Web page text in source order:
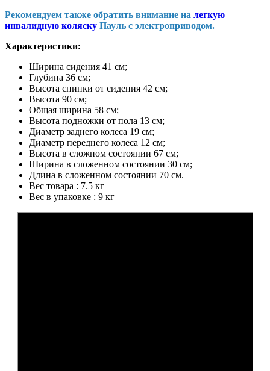
Рекомендуем также обратить внимание на легкую
инвалидную коляску Пауль с электроприводом.
Характеристики:
Ширина сидения 41 см;
Глубина 36 см;
Высота спинки от сидения 42 см;
Высота 90 см;
Общая ширина 58 см;
Высота подножки от пола 13 см;
Диаметр заднего колеса 19 см;
Диаметр переднего колеса 12 см;
Высота в сложном состоянии 67 см;
Ширина в сложенном состоянии 30 см;
Длина в сложенном состоянии 70 см.
Вес товара : 7.5 кг
Вес в упаковке : 9 кг